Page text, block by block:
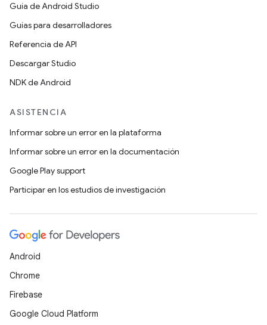
Guía de Android Studio
Guías para desarrolladores
Referencia de API
Descargar Studio
NDK de Android
ASISTENCIA
Informar sobre un error en la plataforma
Informar sobre un error en la documentación
Google Play support
Participar en los estudios de investigación
Android
Chrome
Firebase
Google Cloud Platform